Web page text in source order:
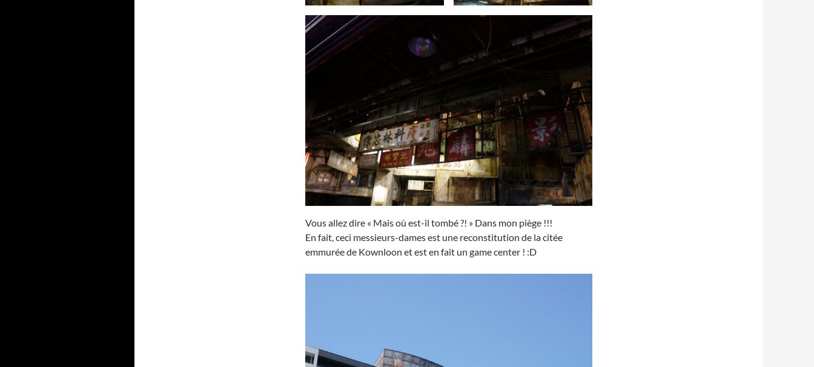
Vous allez dire « Mais où est-il tombé ?! » Dans mon piège !!!
En fait, ceci messieurs-dames est une reconstitution de la citée
emmurée de Kownloon et est en fait un game center ! :D